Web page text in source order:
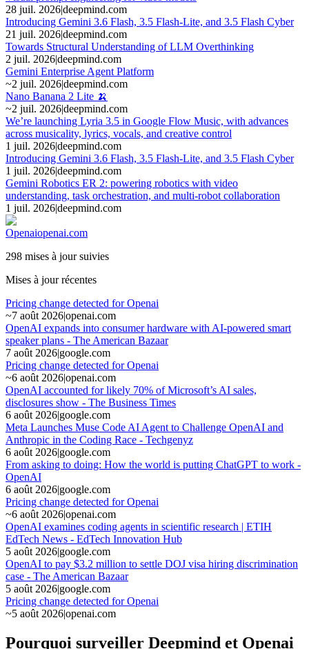
28 juil. 2026|deepmind.com
Introducing Gemini 3.6 Flash, 3.5 Flash-Lite, and 3.5 Flash Cyber
21 juil. 2026|deepmind.com
Towards Structural Understanding of LLM Overthinking
2 juil. 2026|deepmind.com
Gemini Enterprise Agent Platform
~2 juil. 2026|deepmind.com
Nano Banana 2 Lite 🍌
~2 juil. 2026|deepmind.com
We’re launching Lyria 3.5 in Google Flow Music, with advances
across musicality, lyrics, vocals, and creative control
1 juil. 2026|deepmind.com
Introducing Gemini 3.6 Flash, 3.5 Flash-Lite, and 3.5 Flash Cyber
1 juil. 2026|deepmind.com
Gemini Robotics ER 2: powering robotics with video
understanding, task orchestration, and multi-robot collaboration
1 juil. 2026|deepmind.com
Openaiopenai.com
298 mises à jour suivies
Mises à jour récentes
Pricing change detected for Openai
~7 août 2026|openai.com
OpenAI expands into consumer hardware with AI-powered smart
speaker plans - The American Bazaar
7 août 2026|google.com
Pricing change detected for Openai
~6 août 2026|openai.com
OpenAI accounted for likely 70% of Microsoft’s AI sales,
disclosures show - The Business Times
6 août 2026|google.com
Meta Launches Muse Code AI Agent to Challenge OpenAI and
Anthropic in the Coding Race - Techgenyz
6 août 2026|google.com
From asking to doing: How the world is putting ChatGPT to work -
OpenAI
6 août 2026|google.com
Pricing change detected for Openai
~6 août 2026|openai.com
OpenAI examines coding agents in scientific research | ETIH
EdTech News - EdTech Innovation Hub
5 août 2026|google.com
OpenAI to pay $3.2 million to settle DOJ visa hiring discrimination
case - The American Bazaar
5 août 2026|google.com
Pricing change detected for Openai
~5 août 2026|openai.com
Pourquoi surveiller Deepmind et Openai